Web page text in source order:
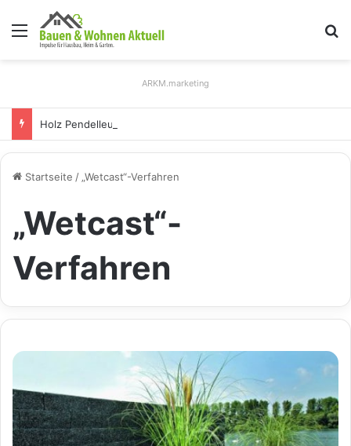
Menü
ARKM.marketing
Startseite / „Wetcast“-Verfahren
„Wetcast“-
Verfahren